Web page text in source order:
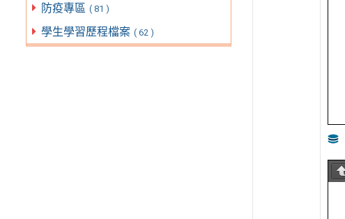
防疫專區 ( 81 )
學生學習歷程檔案 ( 62 )